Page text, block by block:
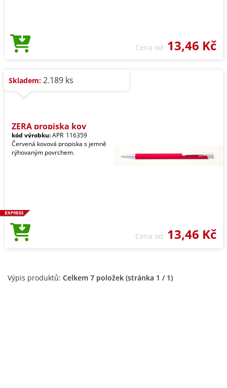
Cena od 13,46 Kč
Skladem: 2.189 ks
ZERA propiska kov
kód výrobku:APR_116359
Červená kovová propiska s jemně
rýhovaným povrchem.
Cena od 13,46 Kč
Výpis produktů: Celkem 7 položek (stránka 1 / 1)